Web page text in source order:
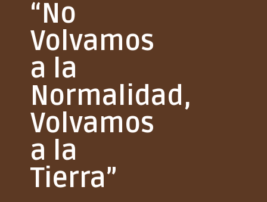
“No
Volvamos
a la
Normalidad,
Volvamos
a la
Tierra”